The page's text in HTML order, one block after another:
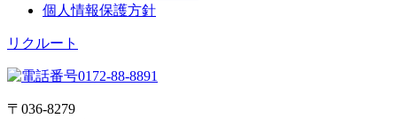
個人情報保護方針
リクルート
〒036-8279